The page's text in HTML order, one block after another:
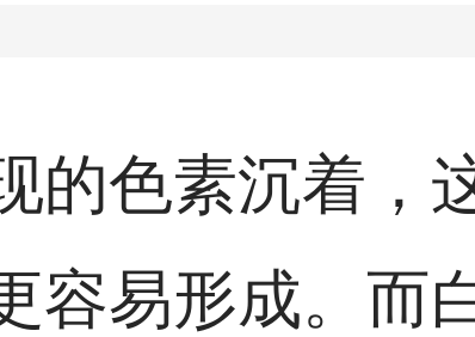
的色素沉着，
容易形成。而